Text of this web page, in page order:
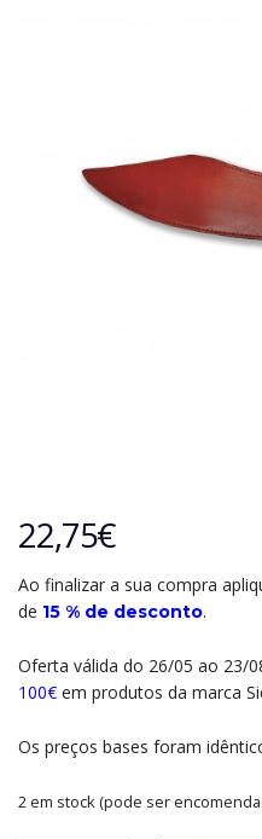
22,75€
Ao finalizar a sua compra
de 15 % de desconto.
Oferta válida do 26/05 ao 23/
100€ em produtos da marca
Os preços bases foram
2 em stock (pode ser